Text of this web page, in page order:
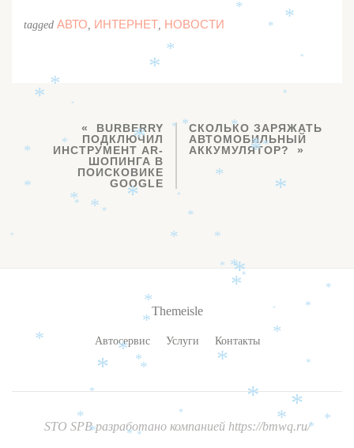
tagged АВТО, ИНТЕРНЕТ, НОВОСТИ
BURBERRY
ПОДКЛЮЧИЛ
ИНСТРУМЕНТ AR-
ШОПИНГА В
ПОИСКОВИКЕ
GOOGLE
СКОЛЬКО ЗАРЯЖАТЬ
АВТОМОБИЛЬНЫЙ
АККУМУЛЯТОР?
Themeisle
Дополнительное
Автосервис Услуги Контакты
STO SPBразработано компанией https://bmwq.ru/
*
*
*
*
*
*
*
*
*
*
*
*
*
*
*
*
*
*
*
*
*
*
*
*
*
*
*
*
*
*
*
*
*
*
*
*
*
*
*
*
*
*
*
*
*
*
*
*
*
*
*
*
*
*
*
*
*
*